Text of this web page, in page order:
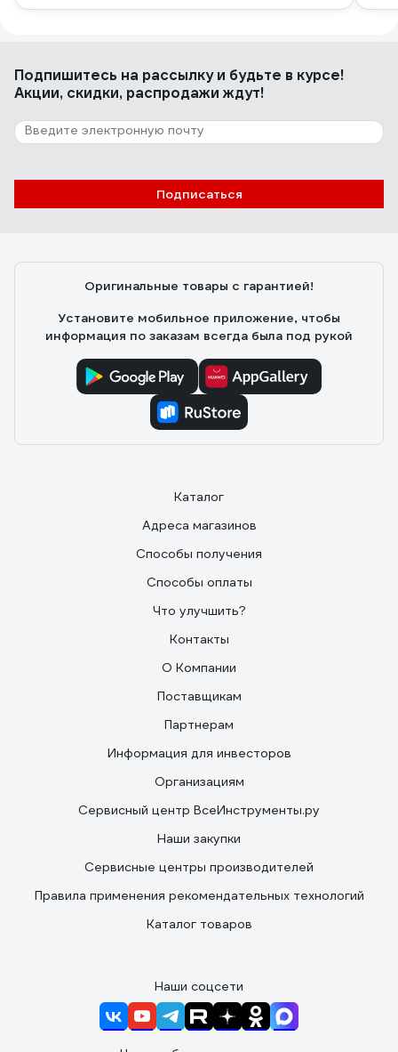
Подпишитесь на рассылкуи будьте в курсе!
Акции, скидки, распродажи ждут!
Подписаться
Оригинальные товары с гарантией!
Установите мобильное приложение, чтобы
информация по заказам всегда была под рукой
Каталог
Адреса магазинов
Способы получения
Способы оплаты
Что улучшить?
Контакты
О Компании
Поставщикам
Партнерам
Информация для инвесторов
Организациям
Сервисный центр ВсеИнструменты.ру
Наши закупки
Сервисные центры производителей
Правила применения рекомендательных технологий
Каталог товаров
Наши соцсети